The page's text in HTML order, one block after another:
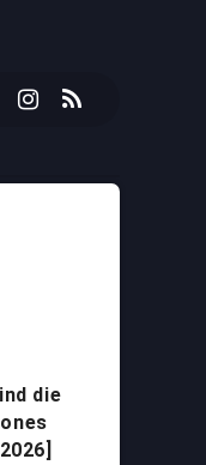
die